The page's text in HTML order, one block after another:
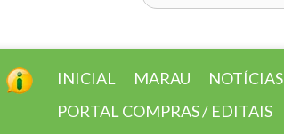
INICIAL MARAU NOTÍCIAS
PORTAL COMPRAS / EDITAIS